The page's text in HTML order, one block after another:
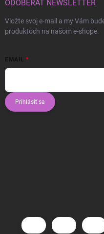
ODOBERAŤ NEWSLETTER
Vložte svoj e-mail a my Vám
produktoch na našom e-shope.
EMAIL
Prihlásiť sa